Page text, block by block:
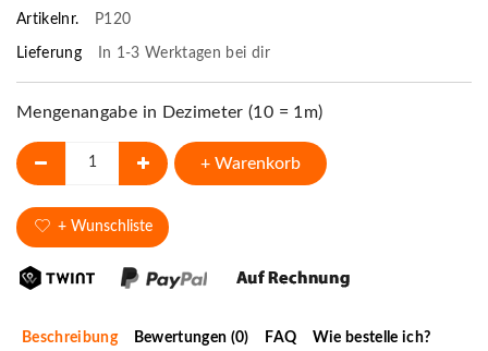
Artikelnr. P120
Lieferung In 1-3 Werktagen bei dir
Mengenangabe in Dezimeter (10 = 1m)
+ Warenkorb
+ Wunschliste
Beschreibung Bewertungen (0) FAQ Wie bestelle ich?